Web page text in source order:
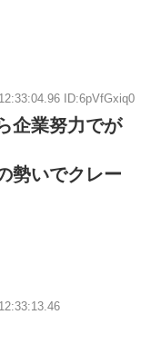
ID:6pVfGxiq0
企業努力でが
勢いでクレー